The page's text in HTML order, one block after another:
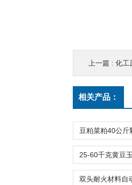
上一篇 : 化工
相关产品：